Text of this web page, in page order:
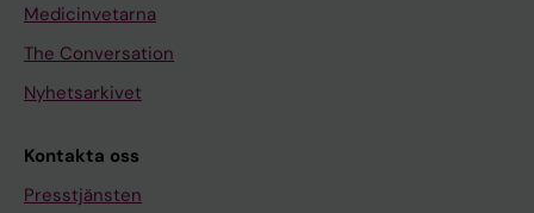
Medicinvetarna
The Conversation
Nyhetsarkivet
Kontakta oss
Presstjänsten